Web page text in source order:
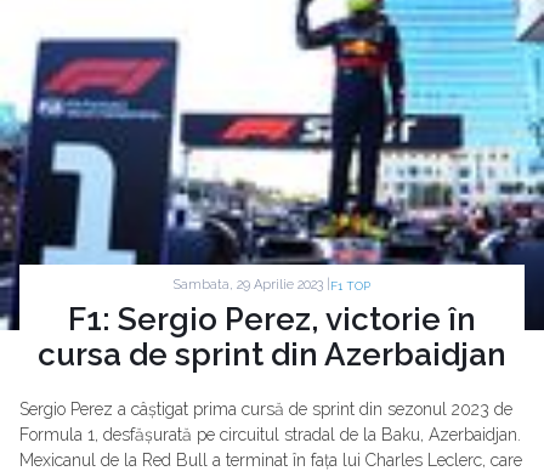
Sambata, 29 Aprilie 2023 | F1 TOP
F1: Sergio Perez, victorie în
cursa de sprint din Azerbaidjan
Sergio Perez a câștigat prima cursă de sprint din sezonul 2023 de
Formula 1, desfășurată pe circuitul stradal de la Baku, Azerbaidjan.
Mexicanul de la Red Bull a terminat în fața lui Charles Leclerc, care